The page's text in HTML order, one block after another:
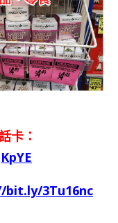
卡：
3Tu16nc